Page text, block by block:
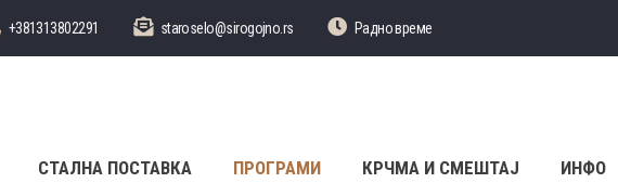
+381313802291 staroselo@sirogojno.rs
Радно време
СТАЛНА ПОСТАВКА ПРОГРАМИ КРЧМА И СМЕШТАЈ ИНФО